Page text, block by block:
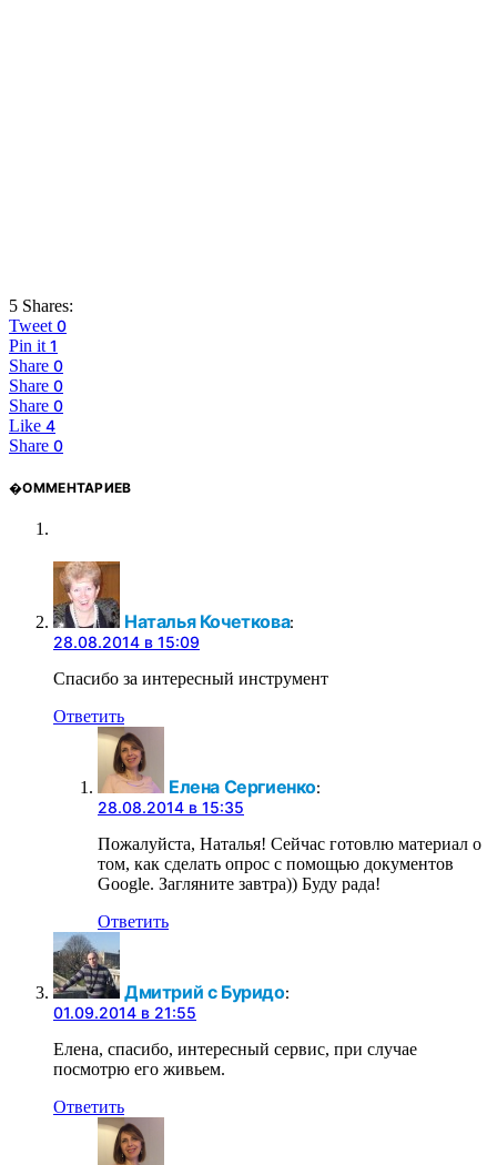
5 Shares:
Tweet 0
Pin it 1
Share 0
Share 0
Share 0
Like 4
Share 0
�ОММЕНТАРИЕВ
Наталья Кочеткова:
28.08.2014 в 15:09
Спасибо за интересный инструмент
Ответить
Елена Сергиенко:
28.08.2014 в 15:35
Пожалуйста, Наталья! Сейчас готовлю материал о
том, как сделать опрос с помощью документов
Google. Загляните завтра)) Буду рада!
Ответить
Дмитрий с Буридо:
01.09.2014 в 21:55
Елена, спасибо, интересный сервис, при случае
посмотрю его живьем.
Ответить